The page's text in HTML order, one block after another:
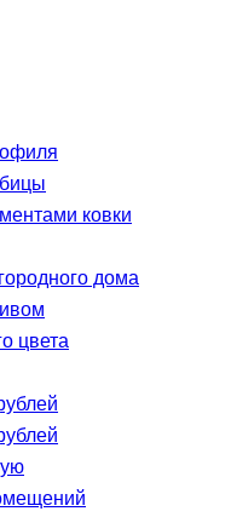
ковки
дома
цвета